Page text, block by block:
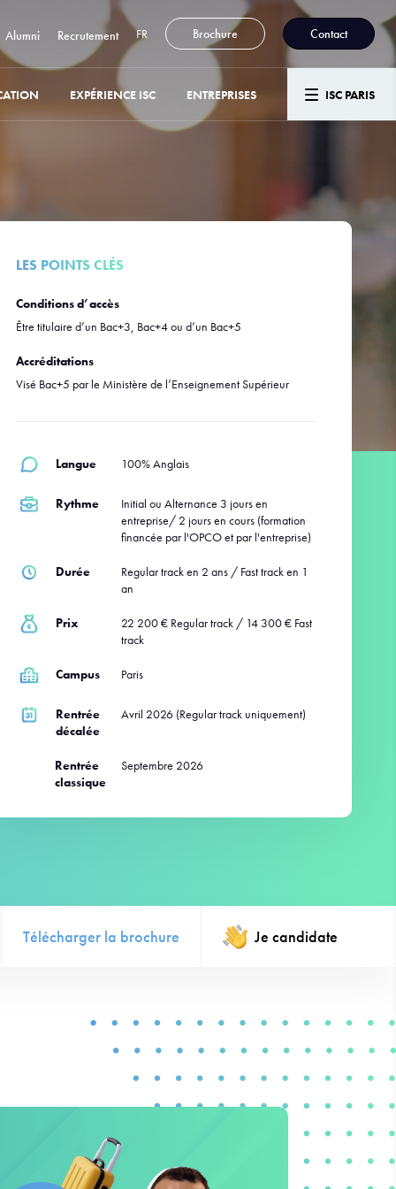
Alumni Recrutement FR Brochure Contact
EXPÉRIENCE ISC ENTREPRISES ISC PARIS
LES POINTS CLÉS
Conditions d’accès
Être titulaire d’un Bac+3, Bac+4 ou d’un Bac+5
Accréditations
Visé Bac+5 par le Ministère de l’Enseignement Supérieur
Langue 100% Anglais
Rythme
Initial ou Alternance 3 jours en
entreprise/ 2 jours en cours (formation
financée par l'OPCO et par l'entreprise)
Durée
Regular track en 2 ans / Fast track en 1
an
Prix
22 200 € Regular track / 14 300 € Fast
track
Campus Paris
Rentrée
décalée
Avril 2026 (Regular track uniquement)
Rentrée
classique
Septembre 2026
Télécharger la brochure Je candidate